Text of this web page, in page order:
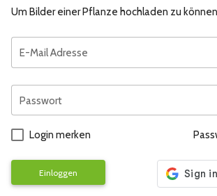
Um Bilder einer Pflanze hochladen zu
E-Mail Adresse
Passwort
Login merken
Einloggen